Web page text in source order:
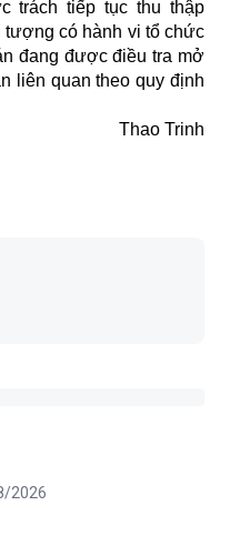
trách tiếp tục thu thập
có hành vi tổ chức
đang được điều tra mở
liên quan theo quy định
Thao Trinh
2026